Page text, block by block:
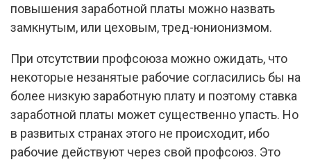
повышения заработной платы можно назвать
замкнутым, или цеховым, тред-юнионизмом.
При отсутствии профсоюза можно ожидать, что
некоторые незанятые рабочие согласились бы на
более низкую заработную плату и поэтому ставка
заработной платы может существенно упасть. Но
в развитых странах этого не происходит, ибо
рабочие действуют через свой профсоюз. Это